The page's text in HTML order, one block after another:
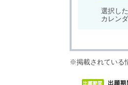
選択し
カレン
※掲載されている